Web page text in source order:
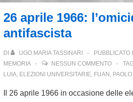
26 aprile 1966:
antifascista
DI UGO MARIA TASSINARI PUBBLICATO
MEMORIA
NESSUN COMMENTO
LUIA, ELEZIONI UNIVERSITARIE, FUAN ,
Il 26 aprile 1966 in occasione delle